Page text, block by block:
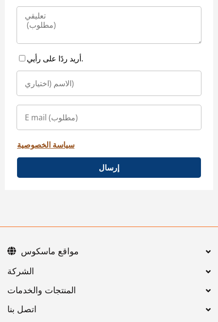
أريد ردًا على رأيي.
سياسة الخصوصية
إرسال
اتصل بنا
مواقع ماسكوس